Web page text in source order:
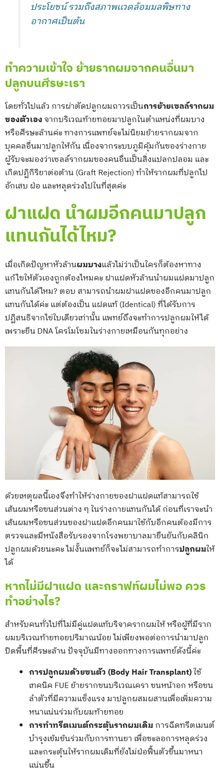
ประโยชน์ รวมถึงสภาพเเวดล้อมมลพิษทาง
อากาศเป็นต้น
ทำความเข้าใจ ย้ายรากผมจากคนอื่นมา
ปลูกบนศีรษะเรา
โดยทั่วไปแล้ว การผ่าตัดปลูกผมถาวรเป็นการย้ายเซลล์รากผม
ของตัวเองจากบริเวณท้ายทอยมาปลูกในตำแหน่งที่ผมบาง
หรือศีรษะล้านค่ะ ทางการแพทย์จะไม่นิยมย้ายรากผมจาก
บุคคลอื่นมาปลูกให้กัน เนื่องจากระบบภูมิคุ้มกันของร่างกาย
ผู้รับจะมองว่าเซลล์รากผมของคนอื่นเป็นสิ่งแปลกปลอม และ
เกิดปฏิกิริยาต่อต้าน (Graft Rejection) ทำให้รากผมที่ปลูกไป
อักเสบ ฝ่อ และหลุดร่วงไปในที่สุดค่ะ
ฝาแฝด นำผมอีกคนมาปลูก
แทนกันได้ไหม?
เมื่อเกิดปัญหาหัวล้านผมบางแล้วไม่ว่าเป็นใครก็ต้องหาทาง
แก้ไขให้ตัวเองถูกต้องไหมคะ ฝาแฝดหัวล้านนำผมแฝดมาปลูก
แทนกันได้ไหม? ตอบ สามารถนำผมฝาแฝดของอีกคนมาปลูก
แทนกันได้ค่ะ แต่ต้องเป็น แฝดแท้ (Identical) ที่ได้รับการ
ปฏิสนธิจากไข่ใบเดียวเท่านั้น แพทย์ถึงจะทำการปลูกผมให้ได้
เพราะยีน DNA โครโมโซมในร่างกายเหมือนกันทุกอย่าง
ด้วยเหตุผลนี้เองจึงทำให้ร่างกายของฝาแฝดแท้สามารถใช้
เส้นผมหรือขนส่วนต่าง ๆ ในร่างกายแทนกันได้ ก่อนที่เราจะนำ
เส้นผมหรือขนส่วนของฝาแฝดอีกคนมาใช้กับอีกคนต้องมีการ
ตรวจและมีหนังสือรับรองจากโรงพยาบาลมายืนยันกับคลินิก
ปลูกผมด้วยนะคะ ไม่งั้นเเพทย์ก็จะไม่สามารถทำการปลูกผมให้
ได้
หากไม่มีฝาแฝด และกราฟท์ผมไม่พอ ควร
ทำอย่างไร?
สำหรับคนทั่วไปที่ไม่มีคู่แฝดแท้บริจาครากผมให้ หรือผู้ที่มีราก
ผมบริเวณท้ายทอยปริมาณน้อย ไม่เพียงพอต่อการนำมาปลูก
ปิดพื้นที่ศีรษะล้าน ปัจจุบันมีทางออกทางการแพทย์ดังนี้ค่ะ
การปลูกผมด้วยขนตัว (Body Hair Transplant)ใช้
เทคนิค FUE ย้ายรากขนบริเวณเครา ขนหน้าอก หรือขน
ลำตัวที่มีความแข็งแรง มาปลูกผสมผสานเพื่อเพิ่มความ
หนาแน่นร่วมกับผมท้ายทอย
การทำทรีตเมนต์กระตุ้นรากผมเดิม การฉีดทรีตเมนต์
บำรุงเข้มข้นร่วมกับการทานยา เพื่อชะลอการหลุดร่วง
และกระตุ้นให้รากผมเดิมที่ยังไม่ฝ่อฟื้นตัวขึ้นมาหนา
แน่นขึ้น